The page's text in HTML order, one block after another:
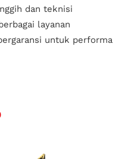
dan teknisi
layanan
untuk performa